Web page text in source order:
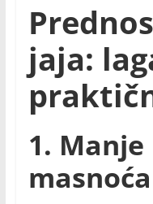
jaja:
1.
masnoća